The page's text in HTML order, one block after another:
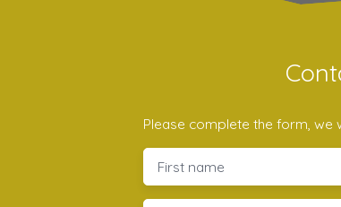
Please complete the form, we
First name